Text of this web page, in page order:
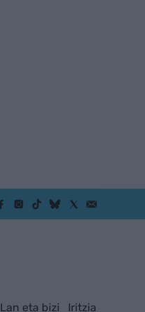
Lan eta bizi Iritzia